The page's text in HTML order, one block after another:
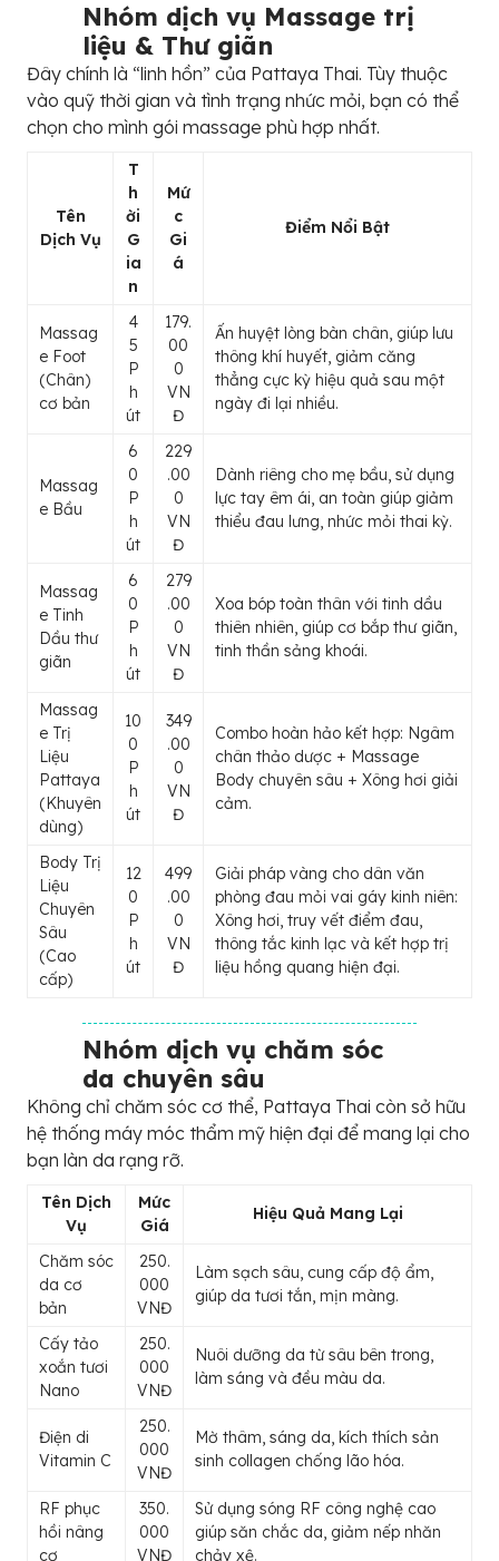
Nhóm dịch vụ Massage trị
liệu & Thư giãn
Đây chính là “linh hồn” của Pattaya Thai. Tùy thuộc
vào quỹ thời gian và tình trạng nhức mỏi, bạn có thể
chọn cho mình gói massage phù hợp nhất.
Tên
Dịch Vụ
T
h
ời
G
ia
n
Mứ
c
Gi
á
Điểm Nổi Bật
Massag
e Foot
(Chân)
cơ bản
4
5
P
h
út
179.
00
0
VN
Đ
Ấn huyệt lòng bàn chân, giúp lưu
thông khí huyết, giảm căng
thẳng cực kỳ hiệu quả sau một
ngày đi lại nhiều.
Massag
e Bầu
6
0
P
h
út
229
.00
0
VN
Đ
Dành riêng cho mẹ bầu, sử dụng
lực tay êm ái, an toàn giúp giảm
thiểu đau lưng, nhức mỏi thai kỳ.
Massag
e Tinh
Dầu thư
giãn
6
0
P
h
út
279
.00
0
VN
Đ
Xoa bóp toàn thân với tinh dầu
thiên nhiên, giúp cơ bắp thư giãn,
tinh thần sảng khoái.
Massag
e Trị
Liệu
Pattaya
(Khuyên
dùng)
10
0
P
h
út
349
.00
0
VN
Đ
Combo hoàn hảo kết hợp: Ngâm
chân thảo dược + Massage
Body chuyên sâu + Xông hơi giải
cảm.
Body Trị
Liệu
Chuyên
Sâu
(Cao
cấp)
12
0
P
h
út
499
.00
0
VN
Đ
Giải pháp vàng cho dân văn
phòng đau mỏi vai gáy kinh niên:
Xông hơi, truy vết điểm đau,
thông tắc kinh lạc và kết hợp trị
liệu hồng quang hiện đại.
Nhóm dịch vụ chăm sóc
da chuyên sâu
Không chỉ chăm sóc cơ thể, Pattaya Thai còn sở hữu
hệ thống máy móc thẩm mỹ hiện đại để mang lại cho
bạn làn da rạng rỡ.
Tên Dịch
Vụ
Mức
Giá
Hiệu Quả Mang Lại
Chăm sóc
da cơ
bản
250.
000
VNĐ
Làm sạch sâu, cung cấp độ ẩm,
giúp da tươi tắn, mịn màng.
Cấy tảo
xoắn tươi
Nano
250.
000
VNĐ
Nuôi dưỡng da từ sâu bên trong,
làm sáng và đều màu da.
Điện di
Vitamin C
250.
000
VNĐ
Mờ thâm, sáng da, kích thích sản
sinh collagen chống lão hóa.
RF phục
hồi nâng
cơ
350.
000
VNĐ
Sử dụng sóng RF công nghệ cao
giúp săn chắc da, giảm nếp nhăn
chảy xệ.